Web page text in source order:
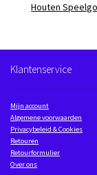
Houten
Klantenservice
Mijn account
Algemene voorwaarden
Privacybeleid & Cookies
Retouren
Retourformulier
Over ons